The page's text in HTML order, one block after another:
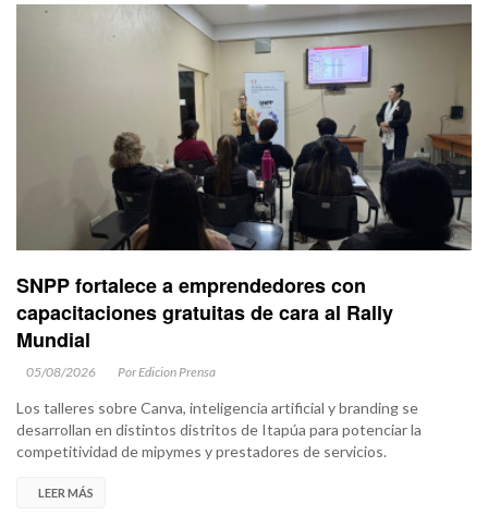
SNPP fortalece a emprendedores con
capacitaciones gratuitas de cara al Rally
Mundial
05/08/2026 Por Edicion Prensa
Los talleres sobre Canva, inteligencia artificial y branding se
desarrollan en distintos distritos de Itapúa para potenciar la
competitividad de mipymes y prestadores de servicios.
LEER MÁS